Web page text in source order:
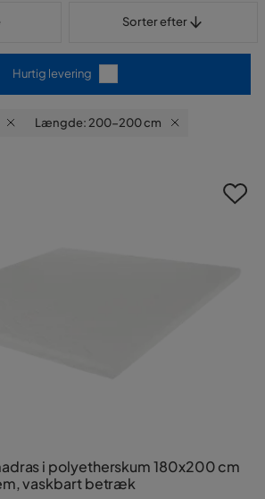
Sorter efter
Hurtig levering
Længde: 200-200 cm
i polyetherskum 180x200 cm
vaskbart betræk